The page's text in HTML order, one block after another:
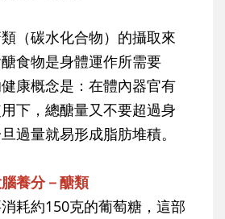
（碳水化合物）的攝取來
食物是身體運作所需要
康概念是：在體內器官有
下，總醣量又不要超過身
過量就易形成脂肪堆積。
養分－醣類
耗約150克的葡萄糖，這部